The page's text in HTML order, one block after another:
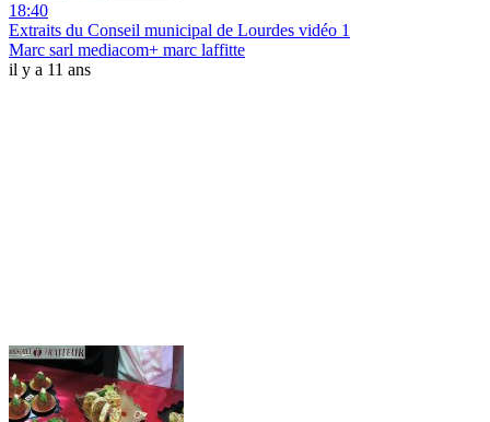
18:40
Extraits du Conseil municipal de Lourdes vidéo 1
Marc sarl mediacom+ marc laffitte
il y a 11 ans